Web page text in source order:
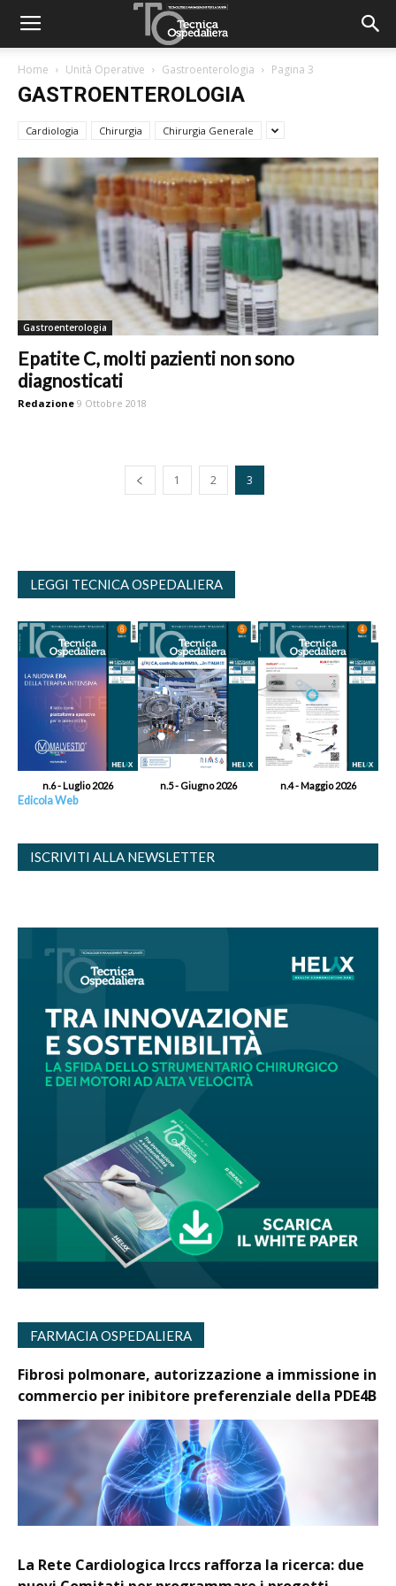
Home Unità Operative Gastroenterologia Pagina 3
GASTROENTEROLOGIA
Cardiologia Chirurgia Chirurgia Generale
Gastroenterologia
Epatite C, molti pazienti non sono
diagnosticati
Redazione 9 Ottobre 2018
1 2 3
LEGGI TECNICA OSPEDALIERA
n.6 - Luglio 2026 n.5 - Giugno 2026 n.4 - Maggio 2026
Edicola Web
ISCRIVITI ALLA NEWSLETTER
FARMACIA OSPEDALIERA
Fibrosi polmonare, autorizzazione a immissione in
commercio per inibitore preferenziale della PDE4B
La Rete Cardiologica Irccs rafforza la ricerca: due